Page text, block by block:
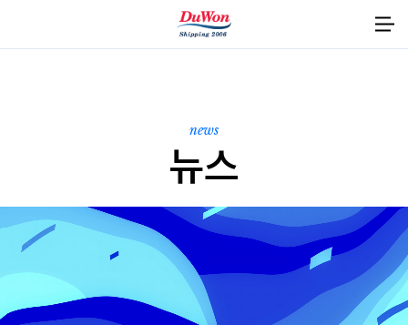
news
뉴스